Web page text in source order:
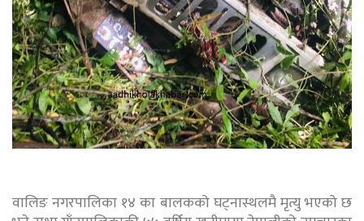
वालिङ नगरपालिका १४ का बालकको घट्नास्थलमै मृत्यु भएको छ